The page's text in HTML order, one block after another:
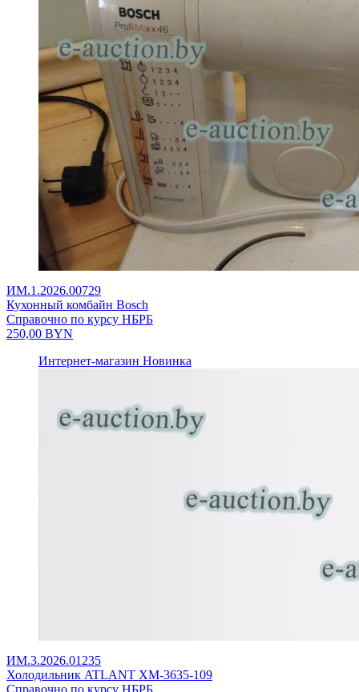
ИМ.1.2026.00729
Кухонный комбайн Bosch
Справочно по курсу НБРБ
250,00 BYN
Интернет-магазин Новинка
ИМ.3.2026.01235
Холодильник ATLANT ХМ-3635-109
Справочно по курсу НБРБ